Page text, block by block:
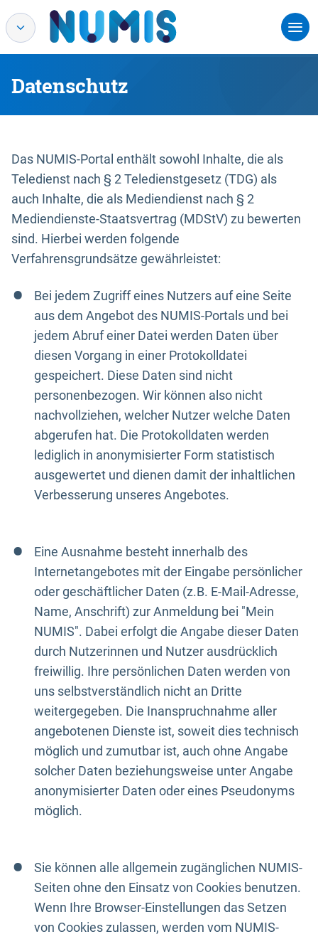
Datenschutz
Das NUMIS-Portal enthält sowohl Inhalte, die als
Teledienst nach § 2 Teledienstgesetz (TDG) als
auch Inhalte, die als Mediendienst nach § 2
Mediendienste-Staatsvertrag (MDStV) zu bewerten
sind. Hierbei werden folgende
Verfahrensgrundsätze gewährleistet:
Bei jedem Zugriff eines Nutzers auf eine Seite
aus dem Angebot des NUMIS-Portals und bei
jedem Abruf einer Datei werden Daten über
diesen Vorgang in einer Protokolldatei
gespeichert. Diese Daten sind nicht
personenbezogen. Wir können also nicht
nachvollziehen, welcher Nutzer welche Daten
abgerufen hat. Die Protokolldaten werden
lediglich in anonymisierter Form statistisch
ausgewertet und dienen damit der inhaltlichen
Verbesserung unseres Angebotes.
Eine Ausnahme besteht innerhalb des
Internetangebotes mit der Eingabe persönlicher
oder geschäftlicher Daten (z.B. E-Mail-Adresse,
Name, Anschrift) zur Anmeldung bei "Mein
NUMIS". Dabei erfolgt die Angabe dieser Daten
durch Nutzerinnen und Nutzer ausdrücklich
freiwillig. Ihre persönlichen Daten werden von
uns selbstverständlich nicht an Dritte
weitergegeben. Die Inanspruchnahme aller
angebotenen Dienste ist, soweit dies technisch
möglich und zumutbar ist, auch ohne Angabe
solcher Daten beziehungsweise unter Angabe
anonymisierter Daten oder eines Pseudonyms
möglich.
Sie können alle allgemein zugänglichen NUMIS-
Seiten ohne den Einsatz von Cookies benutzen.
Wenn Ihre Browser-Einstellungen das Setzen
von Cookies zulassen, werden vom NUMIS-